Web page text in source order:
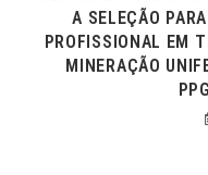
A SELEÇÃO
PROFISSIONAL EM
MINERAÇÃO